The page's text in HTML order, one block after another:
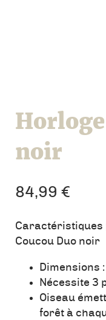
noir
84,99 €
Caractéristiques
Coucou Duo noir
Dimensions
Nécessite 3
Oiseau
forêt à